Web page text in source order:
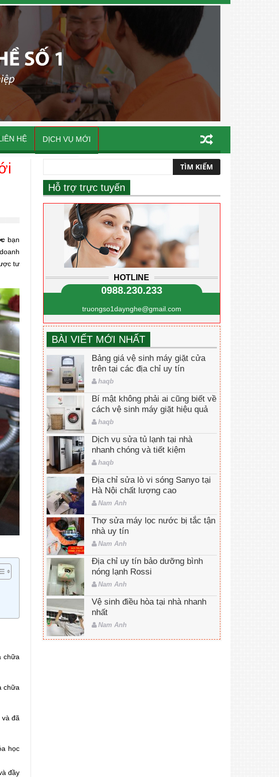
HỆ DỊCH VỤ MỚI
bạn
tư
chữa
chữa
đã
học
đầy
Hỗ trợ trực tuyến
HOTLINE
0988.230.233
truongso1daynghe@gmail.com
BÀI VIẾT MỚI NHẤT
Bảng giá vệ sinh máy giặt cửa
trên tại các địa chỉ uy tín
haqb
Bí mật không phải ai cũng biết về
cách vệ sinh máy giặt hiệu quả
haqb
Dịch vụ sửa tủ lạnh tại nhà
nhanh chóng và tiết kiệm
haqb
Địa chỉ sửa lò vi sóng Sanyo tại
Hà Nội chất lượng cao
Nam Anh
Thợ sửa máy lọc nước bị tắc tận
nhà uy tín
Nam Anh
Địa chỉ uy tín bảo dưỡng bình
nóng lạnh Rossi
Nam Anh
Vệ sinh điều hòa tại nhà nhanh
nhất
Nam Anh